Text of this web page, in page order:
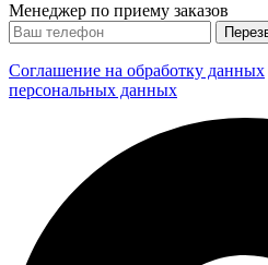
Менеджер по приему заказов
Соглашение на обработку данных
персональных данных